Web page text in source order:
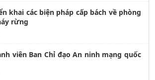
khai các biện pháp cấp bách về phòng
rừng
viên Ban Chỉ đạo An ninh mạng quốc